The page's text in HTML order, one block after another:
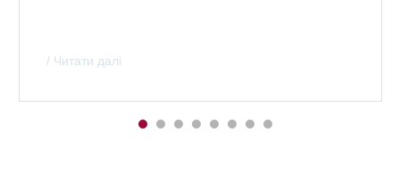
/ Читати далі